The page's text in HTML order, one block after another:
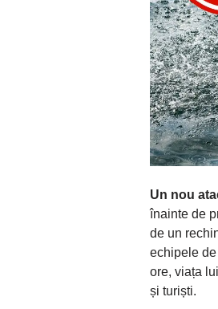
Un nou
înainte de
de un
echipele
ore, viața
și turiști.